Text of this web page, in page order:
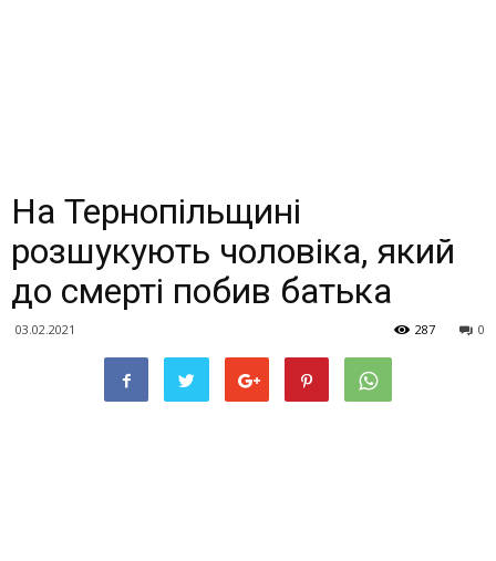
На Тернопільщині
розшукують чоловіка, який
до смерті побив батька
03.02.2021 0
287